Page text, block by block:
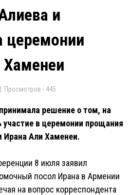
и
церемонии
Просмотров - 445
решение о том, на
участие в церемонии прощания
Али Хаменеи.
8 июля заявил
посол Ирана в Армении
на вопрос корреспондента